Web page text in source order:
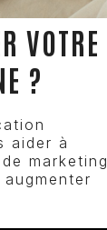
VOTRE
?
aider à
marketing